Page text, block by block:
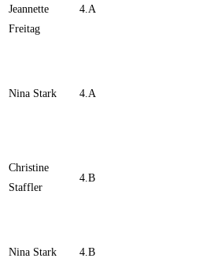
Jeannette
Freitag
4.A
Nina Stark 4.A
Christine
Staffler
4.B
Nina Stark 4.B